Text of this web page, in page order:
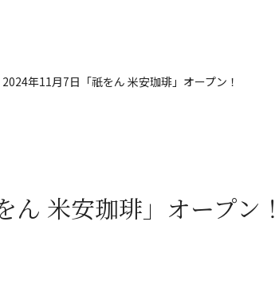
2024年11月7日「祇をん 米安珈琲」オープン！
ん 米安珈琲」オープン！